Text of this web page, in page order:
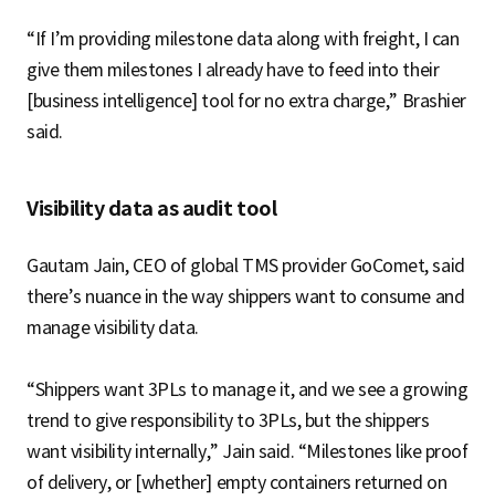
“If I’m providing milestone data along with freight, I can
give them milestones I already have to feed into their
[business intelligence] tool for no extra charge,” Brashier
said.
Visibility data as audit tool
Gautam Jain, CEO of global TMS provider GoComet, said
there’s nuance in the way shippers want to consume and
manage visibility data.
“Shippers want 3PLs to manage it, and we see a growing
trend to give responsibility to 3PLs, but the shippers
want visibility internally,” Jain said. “Milestones like proof
of delivery, or [whether] empty containers returned on